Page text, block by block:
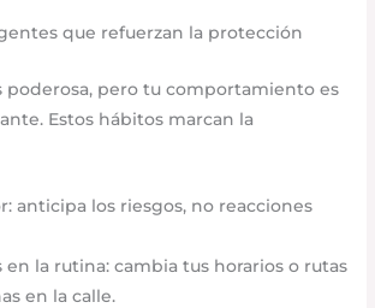
que refuerzan la protección
poderosa, pero tu comportamiento es
Estos hábitos marcan la
anticipa los riesgos, no reacciones
en la rutina: cambia tus horarios o rutas
en la calle.